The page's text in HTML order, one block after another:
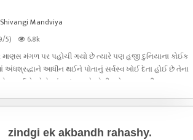
Mandviya
5)
6.8k
માણસ મંગળ પર પહોચી ગયો છે ત્યારે પણ હજી દુનિયાના કોઈક
અંધશ્રદ્ધાને આધીન થઈને પોતાનું સર્વસ્વ ખોઈ દેતા હોઈ છે તેના
વાર્તા છે જેનો અંત શું આવશે એની મને ખબર નથી.
zindgi ek akbandh rahashy.